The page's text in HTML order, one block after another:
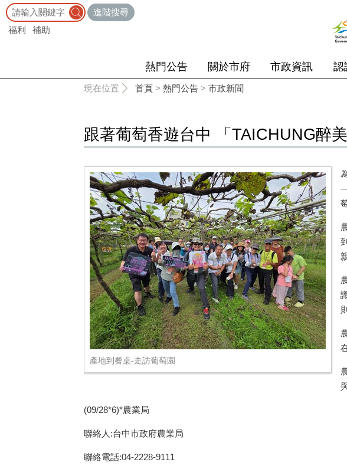
進階搜尋
福利
補助
熱門公告 關於市府 市政資訊 認
現在位置 首頁 > 熱門公告 > 市政新聞
跟著葡萄香遊台中 「TAICHUNG醉
產地到餐桌-走訪葡萄園
(09/28*6)*農業局
聯絡人:台中市政府農業局
聯絡電話:04-2228-9111